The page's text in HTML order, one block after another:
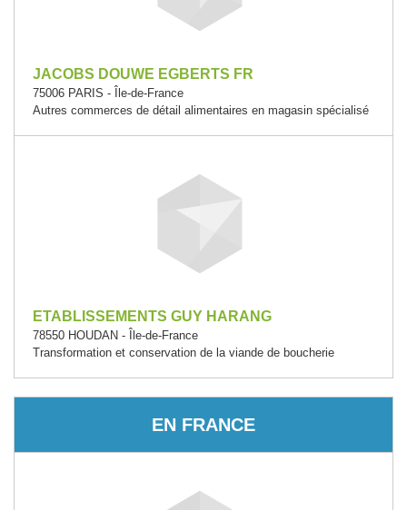
JACOBS DOUWE EGBERTS FR
75006 PARIS - Île-de-France
Autres commerces de détail alimentaires en magasin spécialisé
ETABLISSEMENTS GUY HARANG
78550 HOUDAN - Île-de-France
Transformation et conservation de la viande de boucherie
EN FRANCE